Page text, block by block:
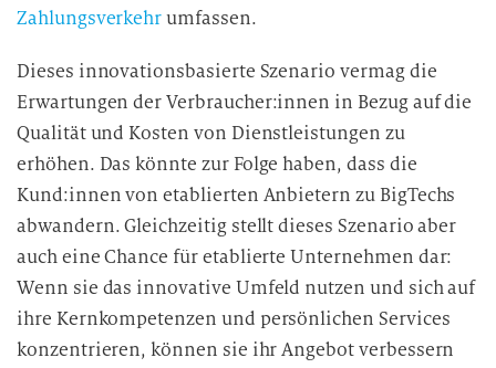
e
r
b
e
i
t
u
n
Zahlungsverkehrumfassen.
Dieses innovationsbasierte Szenario vermag die
Erwartungen der Verbraucher:innen in Bezug auf die
Qualität und Kosten von Dienstleistungen zu
erhöhen. Das könnte zur Folge haben, dass die
Kund:innen von etablierten Anbietern zu BigTechs
abwandern. Gleichzeitig stellt dieses Szenario aber
auch eine Chance für etablierte Unternehmen dar:
Wenn sie das innovative Umfeld nutzen und sich auf
ihre Kernkompetenzen und persönlichen Services
konzentrieren, können sie ihr Angebot verbessern